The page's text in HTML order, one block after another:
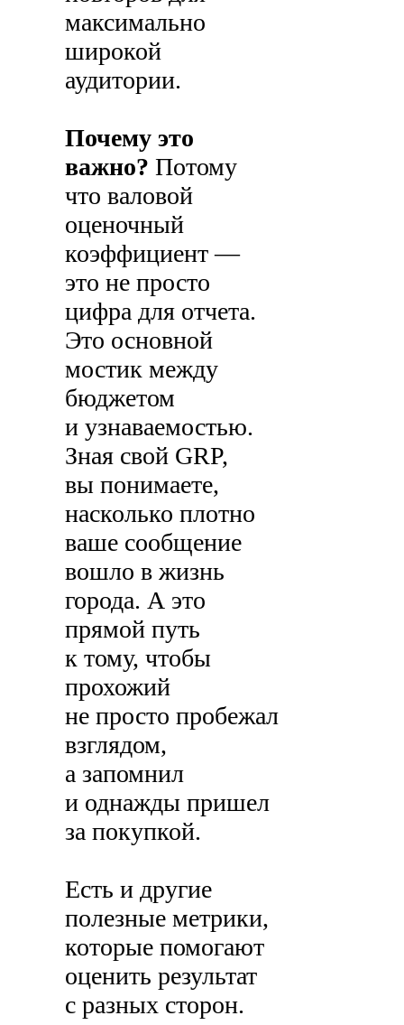
максимально
широкой
аудитории.
Почему это
важно?Потому
что валовой
оценочный
коэффициент —
это не просто
цифра для отчета.
Это основной
мостик между
бюджетом
и узнаваемостью.
Зная свой GRP,
вы понимаете,
насколько плотно
ваше сообщение
вошло в жизнь
города. А это
прямой путь
к тому, чтобы
прохожий
не просто пробежал
взглядом,
а запомнил
и однажды пришел
за покупкой.
Есть и другие
полезные метрики,
которые помогают
оценить результат
с разных сторон.